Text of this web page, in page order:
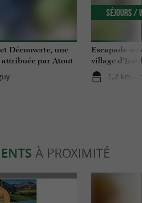
Découverte, une
par Atout
Escapade
village
1,2 km -
Séjours /
À PROXIMITÉ